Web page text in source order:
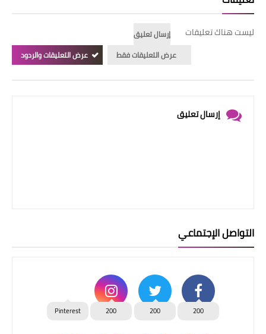
ليست هناك تعليقات
إرسال تعليق
عرض التعليقات فقط
عرض التعليقات والردود
إرسال تعليق
التواصل الإجتماعي
200
200
200
Pinterest